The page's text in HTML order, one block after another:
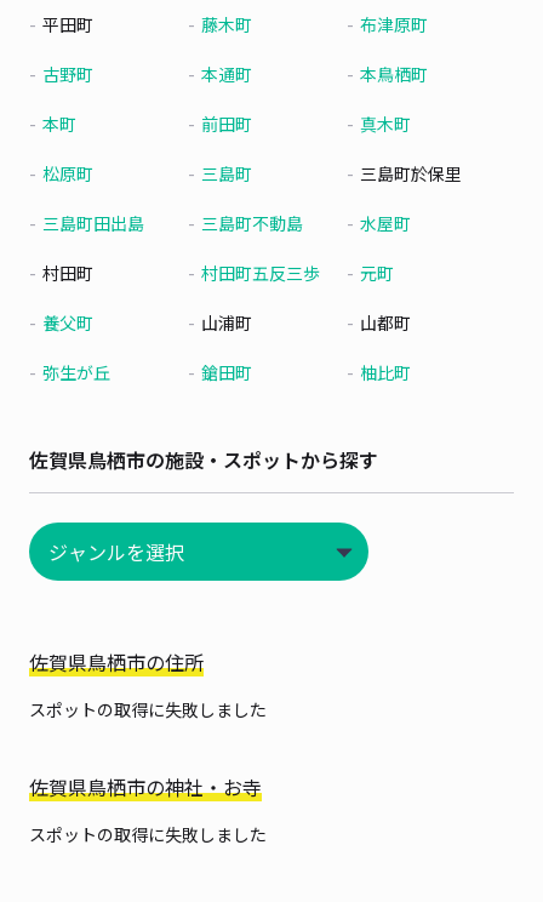
平田町 藤木町 布津原町
古野町 本通町 本鳥栖町
本町 前田町 真木町
松原町 三島町 三島町於保里
三島町田出島 三島町不動島 水屋町
村田町 村田町五反三歩 元町
養父町 山浦町 山都町
弥生が丘 鎗田町 柚比町
佐賀県鳥栖市の施設・スポットから探す
佐賀県鳥栖市の住所
スポットの取得に失敗しました
佐賀県鳥栖市の神社・お寺
スポットの取得に失敗しました